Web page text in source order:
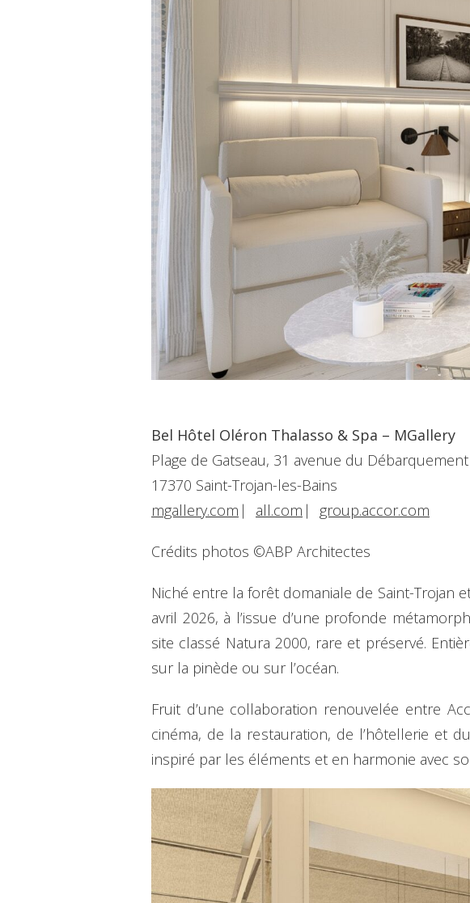
Bel Hôtel Oléron Thalasso & Spa – MGallery
Plage de Gatseau, 31 avenue du Débarquement
17370 Saint-Trojan-les-Bains
mgallery.com ⎸ all.com ⎸ group.accor.com
Crédits photos ©ABP Architectes
Niché entre la forêt domaniale de Saint-Trojan
avril 2026, à l’issue d’une profonde
site classé Natura 2000, rare et préservé.
sur la pinède ou sur l’océan.
Fruit d’une collaboration renouvelée entre
cinéma, de la restauration, de l’hôtellerie et
inspiré par les éléments et en harmonie avec